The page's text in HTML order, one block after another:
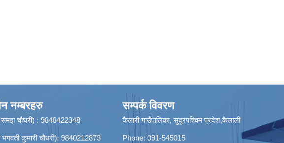
नम्बरहरु
समझ चौधरी) : 9848422348
भगवती कुमारी चौधरी): 9840212873
सम्पर्क विवरण
कैलारी गाउँपालिका, सुदूरपश्चिम प्रदेश,कैलाली
Phone: 091-545015